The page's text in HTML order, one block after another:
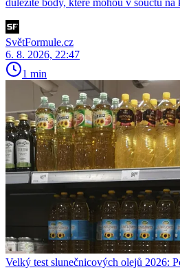
důležité body, které mohou v součtu
SvětFormule.cz
6. 8. 2026, 22:47
1 min
Velký test slunečnicových olejů 2026: